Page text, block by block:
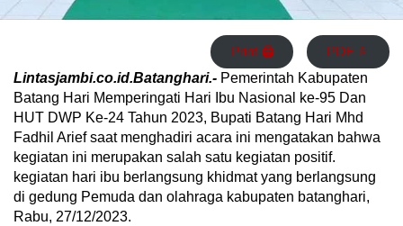
Print 🖨 PDF 📄
Lintasjambi.co.id.Batanghari.- Pemerintah Kabupaten
Batang Hari Memperingati Hari Ibu Nasional ke-95 Dan
HUT DWP Ke-24 Tahun 2023, Bupati Batang Hari Mhd
Fadhil Arief saat menghadiri acara ini mengatakan bahwa
kegiatan ini merupakan salah satu kegiatan positif.
kegiatan hari ibu berlangsung khidmat yang berlangsung
di gedung Pemuda dan olahraga kabupaten batanghari,
Rabu, 27/12/2023.